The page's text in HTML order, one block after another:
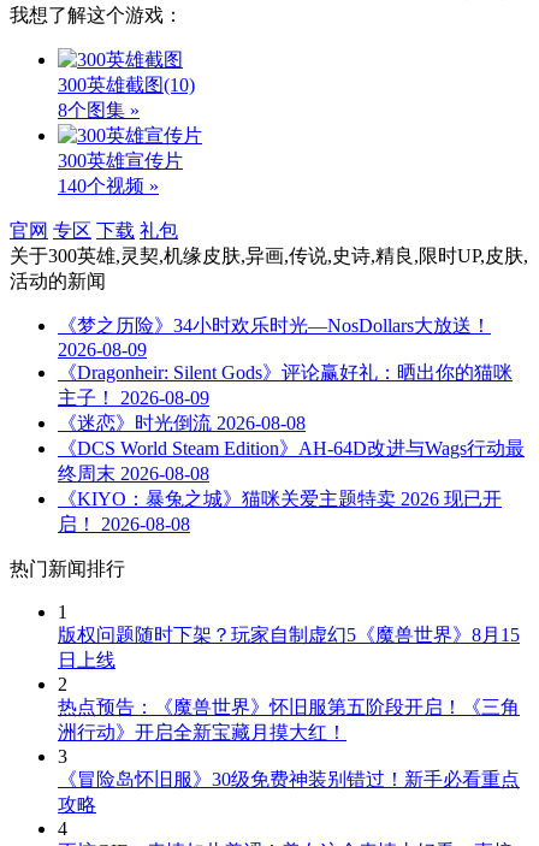
我想了解这个游戏：
300英雄截图(10)
8个图集 »
300英雄宣传片
140个视频 »
官网 专区 下载 礼包
关于300英雄,灵契,机缘皮肤,异画,传说,史诗,精良,限时UP,皮肤,
活动的新闻
《梦之历险》34小时欢乐时光—NosDollars大放送！
2026-08-09
《Dragonheir: Silent Gods》评论赢好礼：晒出你的猫咪
主子！
2026-08-09
《迷恋》时光倒流 2026-08-08
《DCS World Steam Edition》AH-64D改进与Wags行动最
终周末 2026-08-08
《KIYO：暴兔之城》猫咪关爱主题特卖 2026 现已开
启！
2026-08-08
热门新闻排行
1
版权问题随时下架？玩家自制虚幻5《魔兽世界》8月15
日上线
2
热点预告：《魔兽世界》怀旧服第五阶段开启！《三角
洲行动》开启全新宝藏月摸大红！
3
《冒险岛怀旧服》30级免费神装别错过！新手必看重点
攻略
4